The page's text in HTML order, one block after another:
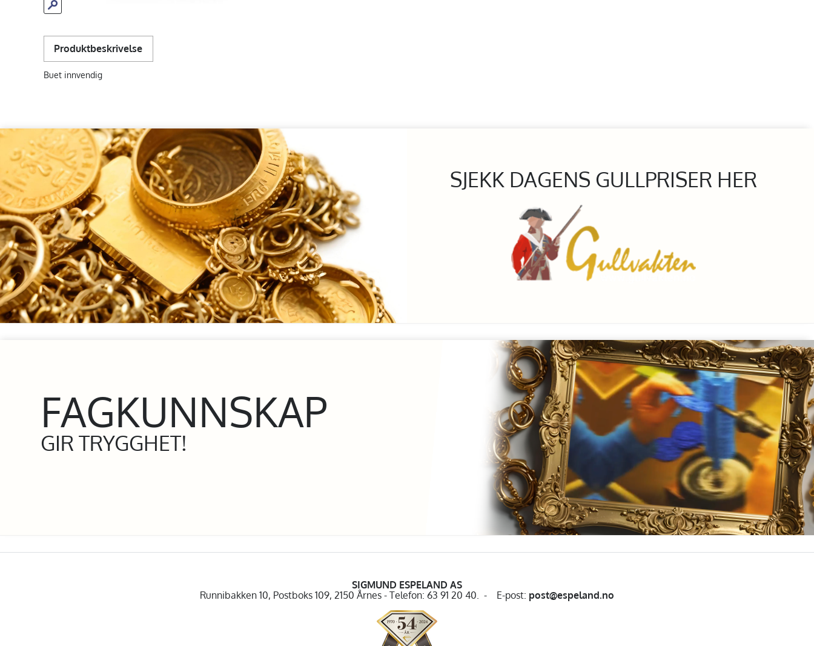
Produktbeskrivelse
Buet innvendig
SJEKK DAGENS GULLPRISER HER
FAGKUNNSKAP
GIR TRYGGHET!
SIGMUND ESPELAND AS
Runnibakken 10, Postboks 109, 2150 Årnes - Telefon: 63 91 20 40. - E-post: post@espeland.no